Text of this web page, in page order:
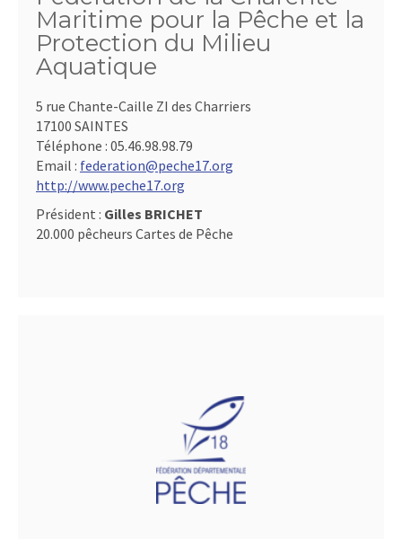
Maritime pour la Pêche et la
Protection du Milieu
Aquatique
5 rue Chante-Caille ZI des Charriers
17100 SAINTES
Téléphone : 05.46.98.98.79
Email : federation@peche17.org
http://www.peche17.org
Président : Gilles BRICHET
20.000 pêcheurs Cartes de Pêche